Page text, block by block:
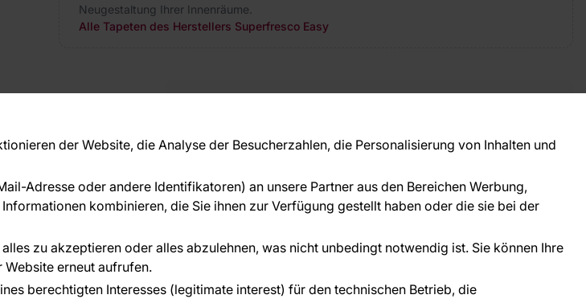
der Website, die Analyse der Besucherzahlen, die Personalisierung von Inhalten und
Adresse oder andere Identifikatoren) an unsere Partner aus den Bereichen Werbung,
kombinieren, die Sie ihnen zur Verfügung gestellt haben oder die sie bei der
zu akzeptieren oder alles abzulehnen, was nicht unbedingt notwendig ist. Sie können Ihre
Website erneut aufrufen.
berechtigten Interesses (legitimate interest) für den technischen Betrieb, die
Neugestaltung Ihrer Innenräume.
Alle Tapeten des Herstellers Superfresco Easy
Tipps
beraten Sie persönlich.
service@tapeteneshop.de